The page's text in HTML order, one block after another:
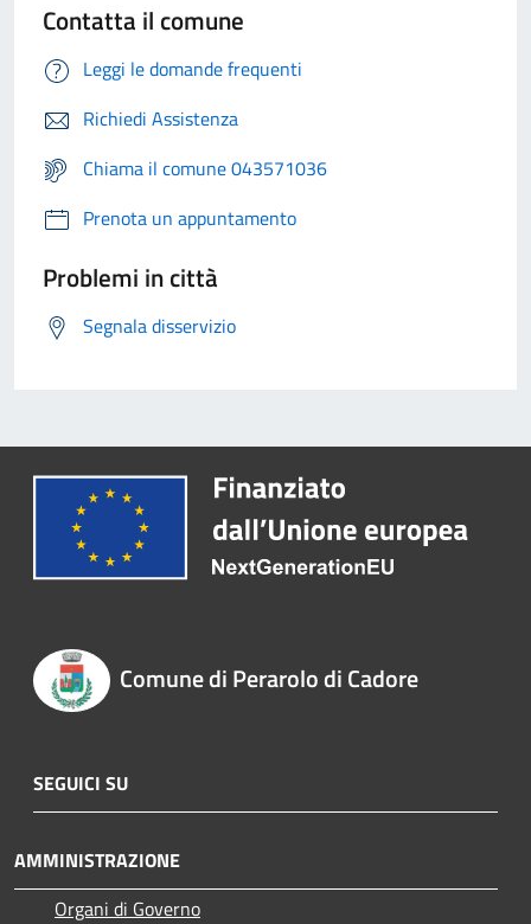
Contatta il comune
Leggi le domande frequenti
Richiedi Assistenza
Chiama il comune 043571036
Prenota un appuntamento
Problemi in città
Segnala disservizio
Comune di Perarolo di Cadore
SEGUICI SU
AMMINISTRAZIONE
Organi di Governo